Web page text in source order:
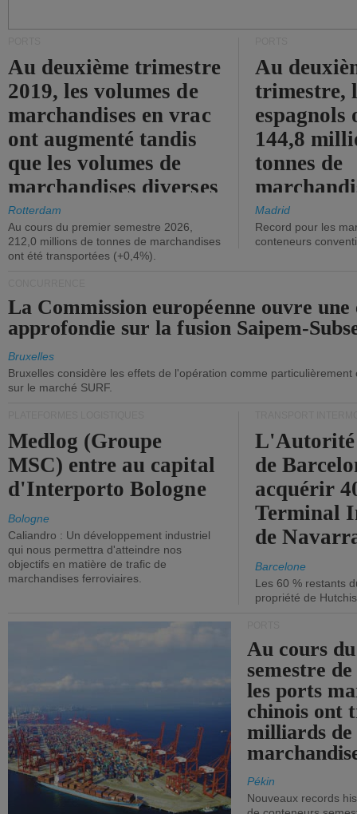
Au deuxième trimestre
2019, les volumes de
marchandises en vrac
ont augmenté tandis
que les volumes de
marchandises diverses
ont diminué.
Rotterdam
Au cours du premier semestre 2026,
212,0 millions de tonnes de marchandises
ont été transportées (+0,4%).
Au
trimestre,
144,8
tonnes de
(+2,9%).
Madrid
Record pour les
conteneurs
La Commission européenne ouvre une
approfondie sur la fusion Saipem-
Bruxelles
Bruxelles considère les effets de l'opération comme
sur le marché SURF.
Medlog (Groupe
MSC) entre au capital
d'Interporto Bologne
Bologne
Caliandro : Un développement industriel
qui nous permettra d'atteindre nos
objectifs en matière de trafic de
marchandises ferroviaires.
de
acquérir
Terminal
de
Barcelone
Les 60 % restants
propriété de
Au cours
semestre
les ports
chinois ont
milliards de
Pékin
Nouveaux records